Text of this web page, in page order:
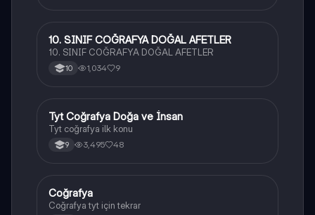
Coğrafya
10. SINIF COĞRAFYA DOĞAL AFETLER
10. SINIF COĞRAFYA DOĞAL AFETLER
10 1,034 9
Coğrafya
Tyt Coğrafya Doğa ve İnsan
Tyt coğrafya ilk konu
9 3,495 48
Coğrafya
Coğrafya
Coğrafya tyt için tekrar